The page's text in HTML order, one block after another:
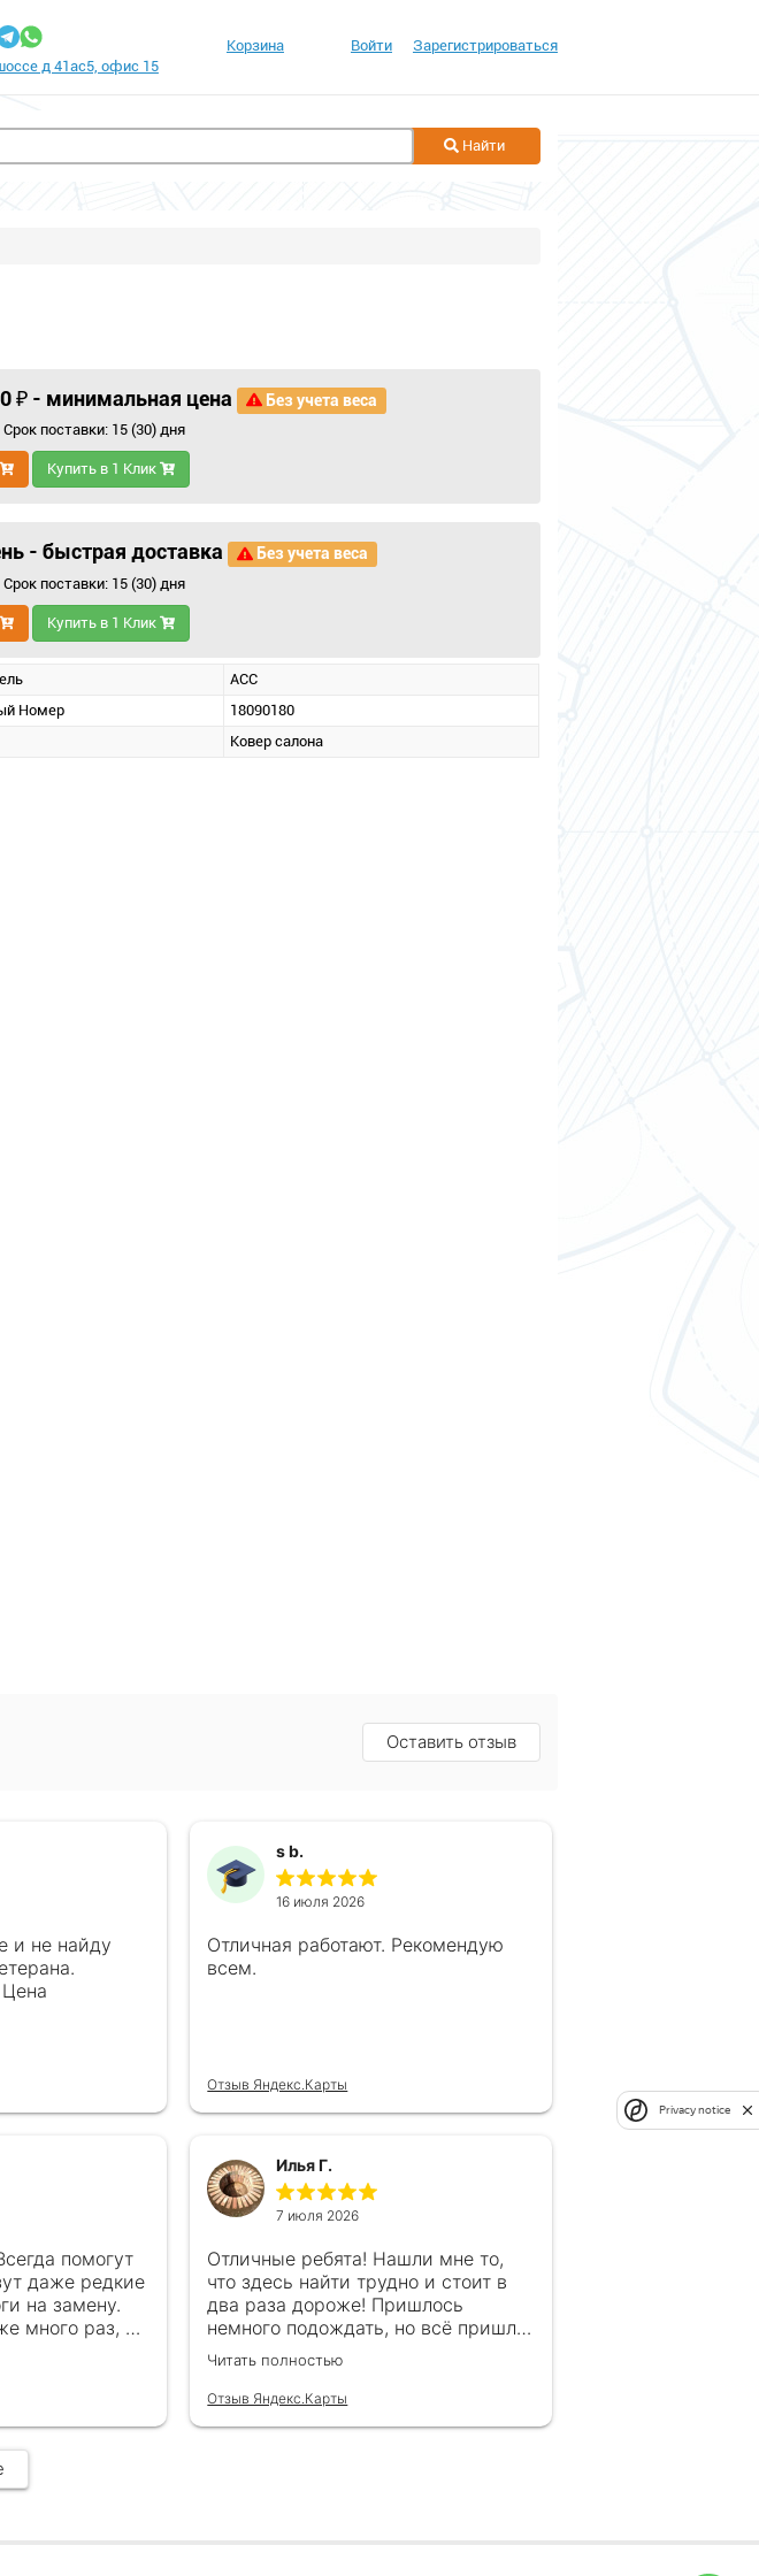
д 41ас5, офис 15
Корзина Войти Зарегистрироваться
Найти
₽ - минимальная цена Без учета веса
Срок поставки: 15 (30) дня
Купить в 1 Клик
- быстрая доставка Без учета веса
Срок поставки: 15 (30) дня
Купить в 1 Клик
ACC
Номер
18090180
Ковер салона
Оставить отзыв
и не найду
s b.
16 июля 2026
Отличная работают. Рекомендую
всем.
Отзыв Яндекс.Карты
помогут
даже редкие
на замену.
много раз, ни
не
Илья Г.
7 июля 2026
Отличные ребята! Нашли мне то,
что здесь найти трудно и стоит в
два раза дороже! Пришлось
немного подождать, но всё пришло
в срок, без обмана. Продавец
всегда на связи! Буду ещё
обращаться! 👍
Читать полностью
Отзыв Яндекс.Карты
Privacy notice